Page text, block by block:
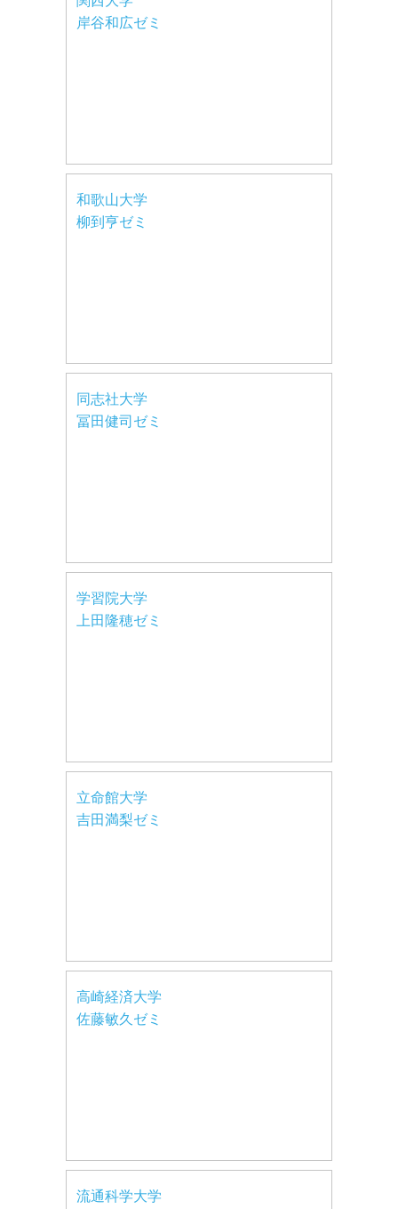
岸谷和広ゼミ
和歌山大学
柳到亨ゼミ
同志社大学
冨田健司ゼミ
学習院大学
上田隆穂ゼミ
立命館大学
吉田満梨ゼミ
高崎経済大学
佐藤敏久ゼミ
流通科学大学